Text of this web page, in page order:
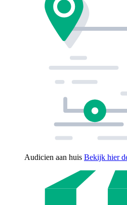
Audicien aan huis Bekijk hier